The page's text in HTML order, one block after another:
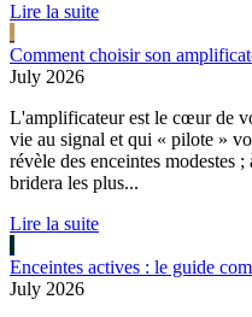
Lire la suite
Comment choisir son
July 2026
L'amplificateur est le cœur de
vie au signal et qui « pilote »
révèle des enceintes modestes
bridera les plus...
Lire la suite
Enceintes actives : le guide
July 2026